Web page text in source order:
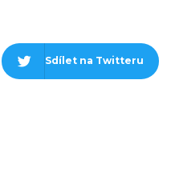
Sdílet na Twitteru